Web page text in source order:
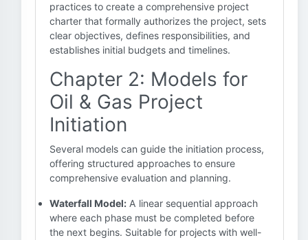
practices to create a comprehensive project
charter that formally authorizes the project, sets
clear objectives, defines responsibilities, and
establishes initial budgets and timelines.
Chapter 2: Models for
Oil & Gas Project
Initiation
Several models can guide the initiation process,
offering structured approaches to ensure
comprehensive evaluation and planning.
Waterfall Model: A linear sequential approach
where each phase must be completed before
the next begins. Suitable for projects with well-